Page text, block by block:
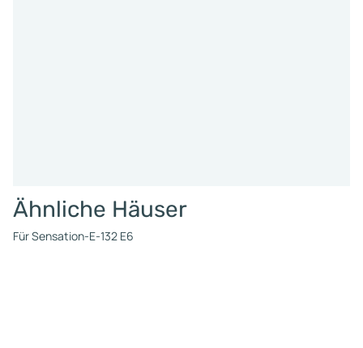
Ähnliche Häuser
Für Sensation-E-132 E6